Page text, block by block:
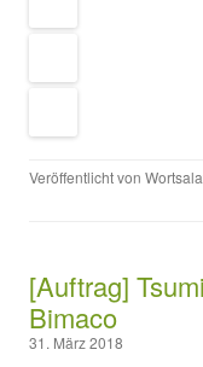
Veröffentlicht von
[Auftrag]
Bimaco
31. März 2018